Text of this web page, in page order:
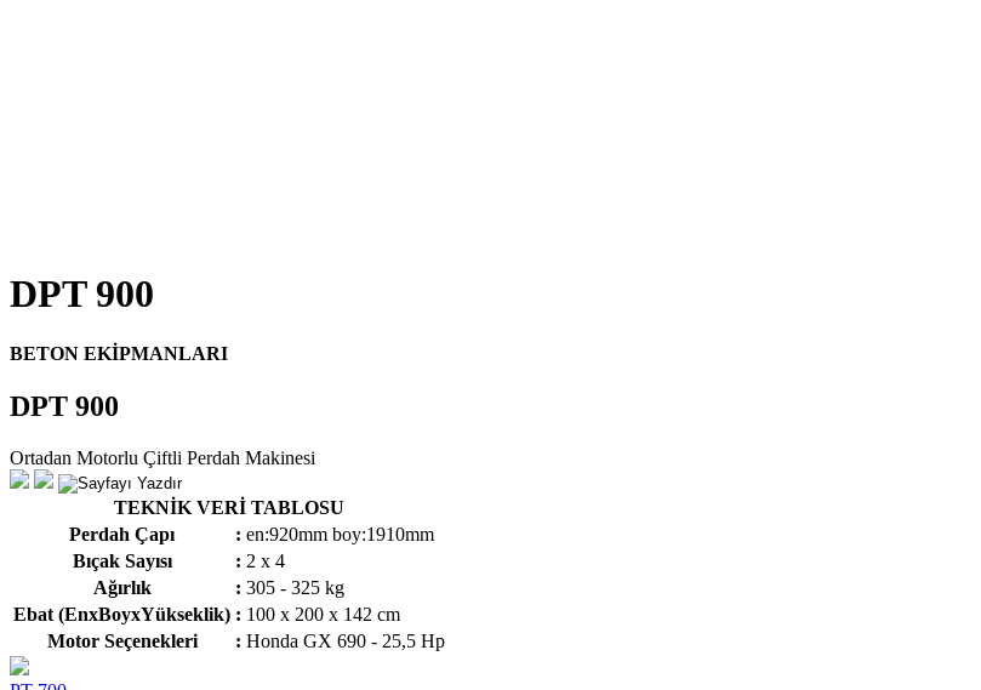
DPT 900
BETON EKİPMANLARI
DPT 900
Ortadan Motorlu Çiftli Perdah Makinesi
TEKNİK VERİ TABLOSU
Perdah Çapı
: en:920mm boy:1910mm
Bıçak Sayısı
: 2 x 4
Ağırlık
: 305 - 325 kg
Ebat (EnxBoyxYükseklik) : 100 x 200 x 142 cm
Motor Seçenekleri
: Honda GX 690 - 25,5 Hp